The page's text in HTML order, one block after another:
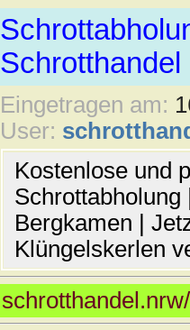
Schrotthandel
Eingetragen am:
User:
Kostenlose und
Bergkamen |
Klüngelskerlen